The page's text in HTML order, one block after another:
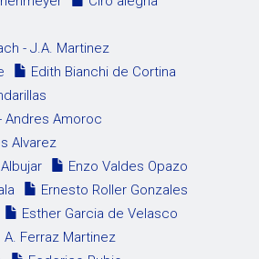
- J.A. Martinez
Edith Bianchi de Cortina
Andres Amoroc
Alvarez
Enzo Valdes Opazo
Ernesto Roller Gonzales
Esther Garcia de Velasco
A. Ferraz Martinez